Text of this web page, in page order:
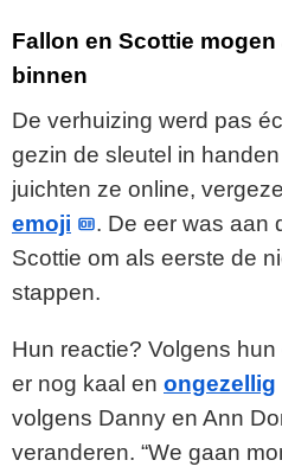
Fallon en Scottie
binnen
De verhuizing werd pas
gezin de sleutel in handen
juichten ze online,
emoji
. De eer was aan
Scottie om als eerste de
stappen.
Hun reactie? Volgens
er nog kaal en ongezellig
volgens Danny en Ann
veranderen. “We gaan